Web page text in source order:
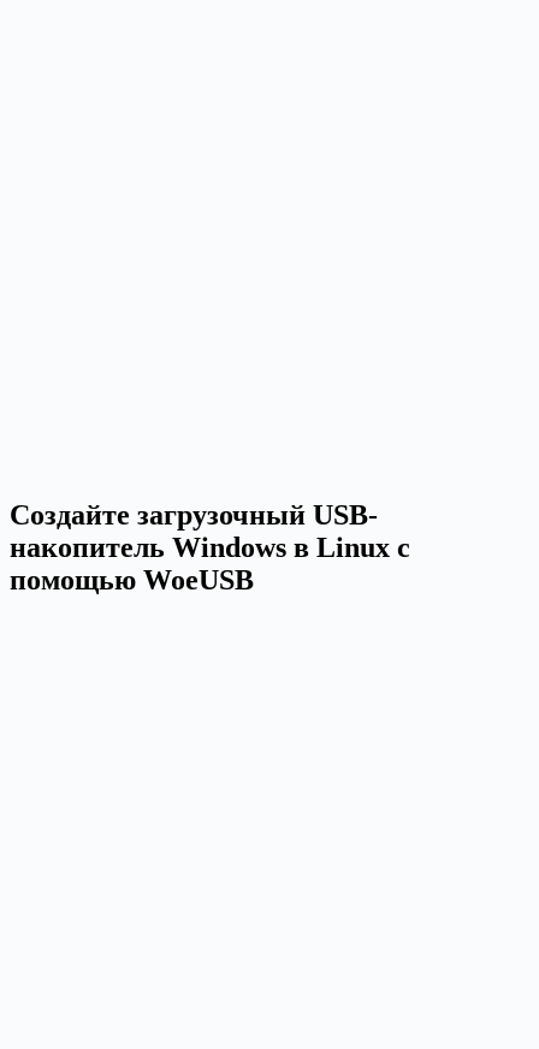
Создайте загрузочный USB-
накопитель Windows в Linux с
помощью WoeUSB